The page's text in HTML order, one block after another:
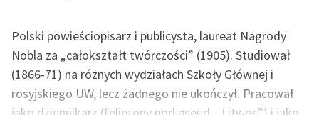
Polski powieściopisarz i publicysta, laureat Nagrody
Nobla za „całokształt twórczości” (1905). Studiował
(1866-71) na różnych wydziałach Szkoły Głównej i
rosyjskiego UW, lecz żadnego nie ukończył. Pracował